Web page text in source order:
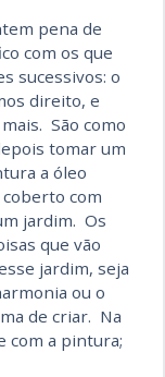
pena de
com os que
sucessivos: o
direito, e
São como
tomar um
a óleo
com
jardim. Os
que vão
jardim, seja
ou o
de criar. Na
com a pintura;